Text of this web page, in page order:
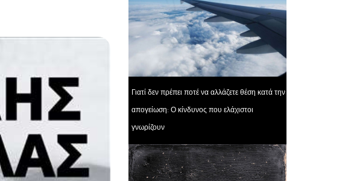
Γιατί δεν πρέπει ποτέ να αλλάζετε θέση κατά την
απογείωση: Ο κίνδυνος που ελάχιστοι
γνωρίζουν